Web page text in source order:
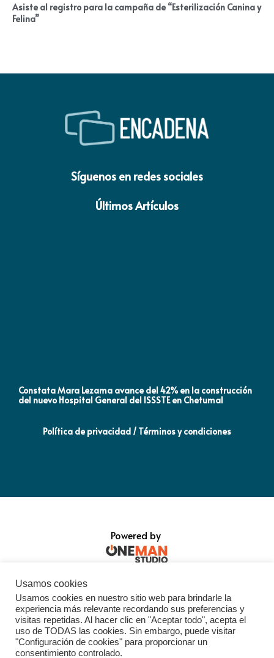
Asiste al registro para la campaña de “Esterilización Canina y
Felina”
Síguenos en redes sociales
Últimos Artículos
Constata Mara Lezama avance del 42% en la construcción
del nuevo Hospital General del ISSSTE en Chetumal
Política de privacidad / Términos y condiciones
Powered by
Usamos cookies
Usamos cookies en nuestro sitio web para brindarle la
experiencia más relevante recordando sus preferencias y
visitas repetidas. Al hacer clic en "Aceptar todo", acepta el
uso de TODAS las cookies. Sin embargo, puede visitar
"Configuración de cookies" para proporcionar un
consentimiento controlado.